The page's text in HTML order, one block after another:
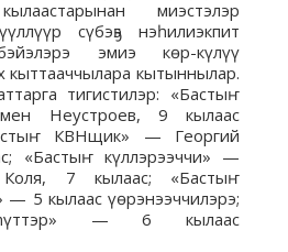
миэстэлэр
сүбэҕэ нэһилиэкпит
эмиэ көр-күлүү
кыттааччылара кытыннылар.
тигистилэр: «Бастыҥ
Неустроев, 9 кылаас
КВНщик» — Георгий
«Бастыҥ күллэрээччи» —
7 кылаас; «Бастыҥ
— 5 кылаас үөрэнээччилэрэ;
— 6 кылаас